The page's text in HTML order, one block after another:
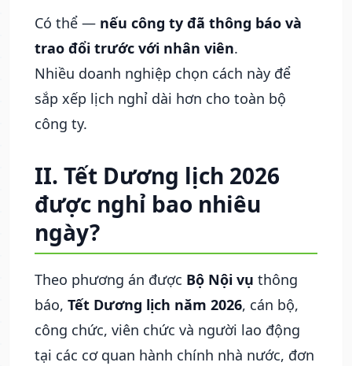
Có thể — nếu công ty đã thông báo và
trao đổi trước với nhân viên.
Nhiều doanh nghiệp chọn cách này để
sắp xếp lịch nghỉ dài hơn cho toàn bộ
công ty.
II. Tết Dương lịch 2026
được nghỉ bao nhiêu
ngày?
Theo phương án được Bộ Nội vụ thông
báo, Tết Dương lịch năm 2026, cán bộ,
công chức, viên chức và người lao động
tại các cơ quan hành chính nhà nước, đơn